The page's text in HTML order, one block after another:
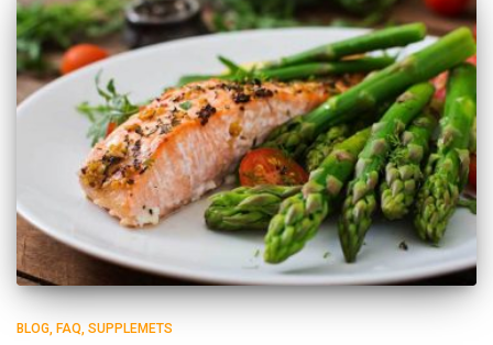
BLOG FAQ SUPPLEMETS